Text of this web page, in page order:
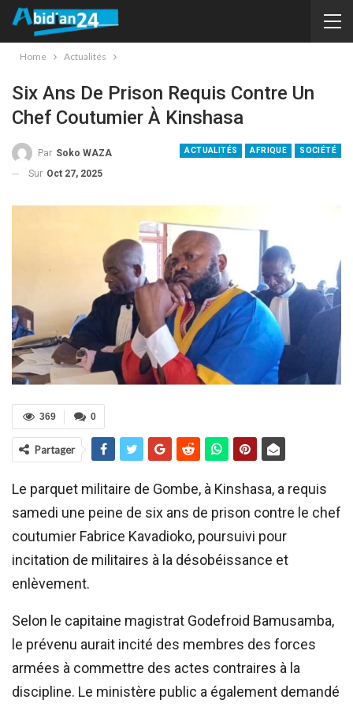
Home Actualités
Six Ans De Prison Requis Contre Un
Chef Coutumier À Kinshasa
ACTUALITÉS AFRIQUE SOCIÉTÉ
Par Soko WAZA
Sur Oct 27, 2025
0
369
Partager
Le parquet militaire de Gombe, à Kinshasa, a requis
samedi une peine de six ans de prison contre le chef
coutumier Fabrice Kavadioko, poursuivi pour
incitation de militaires à la désobéissance et
enlèvement.
Selon le capitaine magistrat Godefroid Bamusamba,
le prévenu aurait incité des membres des forces
armées à commettre des actes contraires à la
discipline. Le ministère public a également demandé